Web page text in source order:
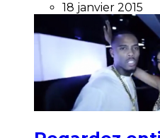
18 janvier 2015